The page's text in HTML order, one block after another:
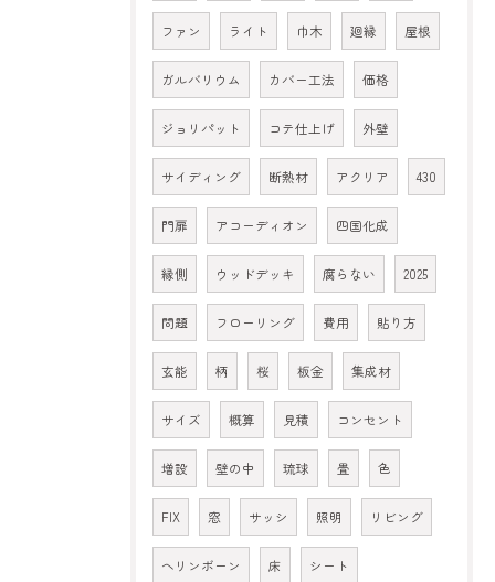
ファン ライト 巾木 廻縁 屋根
ガルバリウム カバー工法 価格
ジョリパット コテ仕上げ 外壁
サイディング 断熱材 アクリア 430
門扉 アコーディオン 四国化成
縁側 ウッドデッキ 腐らない 2025
問題 フローリング 費用 貼り方
玄能 柄 桜 板金 集成材
サイズ 概算 見積 コンセント
増設 壁の中 琉球 畳 色
FIX 窓 サッシ 照明 リビング
ヘリンボーン 床 シート